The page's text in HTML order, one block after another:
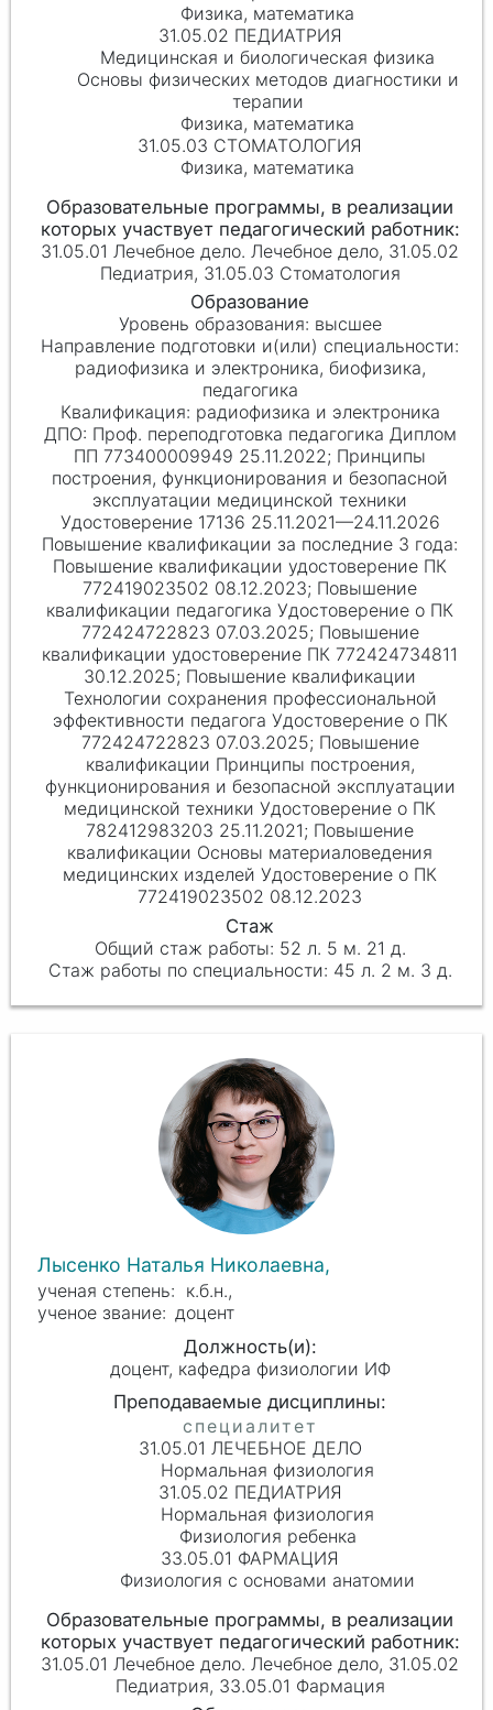
Физика, математика
31.05.02 ПЕДИАТРИЯ
Медицинская и биологическая физика
Основы физических методов диагностики и
терапии
Физика, математика
31.05.03 СТОМАТОЛОГИЯ
Физика, математика
31.05.01 Лечебное дело. Лечебное дело, 31.05.02
Педиатрия, 31.05.03 Стоматология
высшее
радиофизика и электроника, биофизика,
педагогика
радиофизика и электроника
Проф. переподготовка педагогика Диплом
ПП 773400009949 25.11.2022; Принципы
построения, функционирования и безопасной
эксплуатации медицинской техники
Удостоверение 17136 25.11.2021—24.11.2026
Повышение квалификации удостоверение ПК
772419023502 08.12.2023; Повышение
квалификации педагогика Удостоверение о ПК
772424722823 07.03.2025; Повышение
квалификации удостоверение ПК 772424734811
30.12.2025; Повышение квалификации
Технологии сохранения профессиональной
эффективности педагога Удостоверение о ПК
772424722823 07.03.2025; Повышение
квалификации Принципы построения,
функционирования и безопасной эксплуатации
медицинской техники Удостоверение о ПК
782412983203 25.11.2021; Повышение
квалификации Основы материаловедения
медицинских изделей Удостоверение о ПК
772419023502 08.12.2023
52 л. 5 м. 21 д.
45 л. 2 м. 3 д.
Лысенко Наталья Николаевна,
к.б.н.,
доцент
доцент, кафедра физиологии ИФ
31.05.01 ЛЕЧЕБНОЕ ДЕЛО
Нормальная физиология
31.05.02 ПЕДИАТРИЯ
Нормальная физиология
Физиология ребенка
33.05.01 ФАРМАЦИЯ
Физиология с основами анатомии
31.05.01 Лечебное дело. Лечебное дело, 31.05.02
Педиатрия, 33.05.01 Фармация